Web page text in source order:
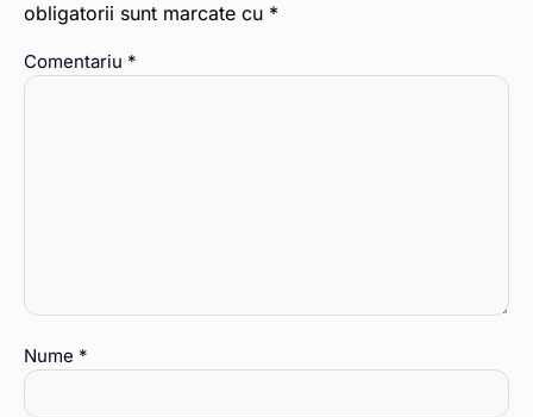
obligatorii sunt marcate cu *
Comentariu *
Nume *